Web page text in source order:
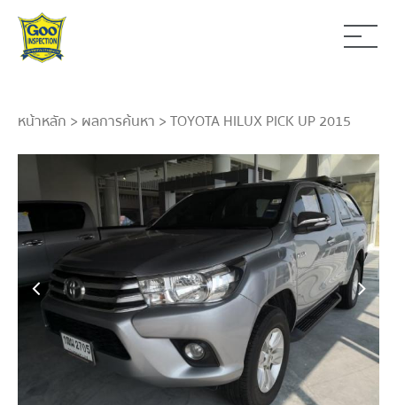
หน้าหลัก > ผลการค้นหา > TOYOTA HILUX PICK UP 2015